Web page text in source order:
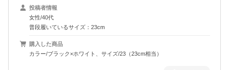
投稿者情報
女性/40代
普段履いているサイズ：23cm
購入した商品
カラー/ブラック×ホワイト、サイズ/23（23cm相当）